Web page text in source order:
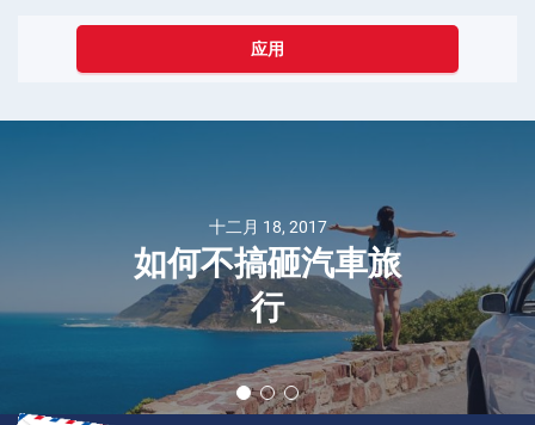
应用
十二月 18, 2017
如何不搞砸汽車旅
行